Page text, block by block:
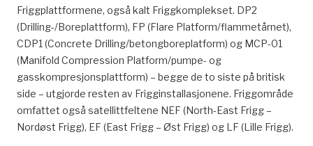
Friggplattformene, også kalt Friggkomplekset. DP2
(Drilling-/Boreplattform), FP (Flare Platform/flammetårnet),
CDP1 (Concrete Drilling/betongboreplatform) og MCP-01
(Manifold Compression Platform/pumpe- og
gasskompresjonsplattform) – begge de to siste på britisk
side – utgjorde resten av Frigginstallasjonene. Friggområde
omfattet også satellittfeltene NEF (North-East Frigg –
Nordøst Frigg), EF (East Frigg – Øst Frigg) og LF (Lille Frigg).